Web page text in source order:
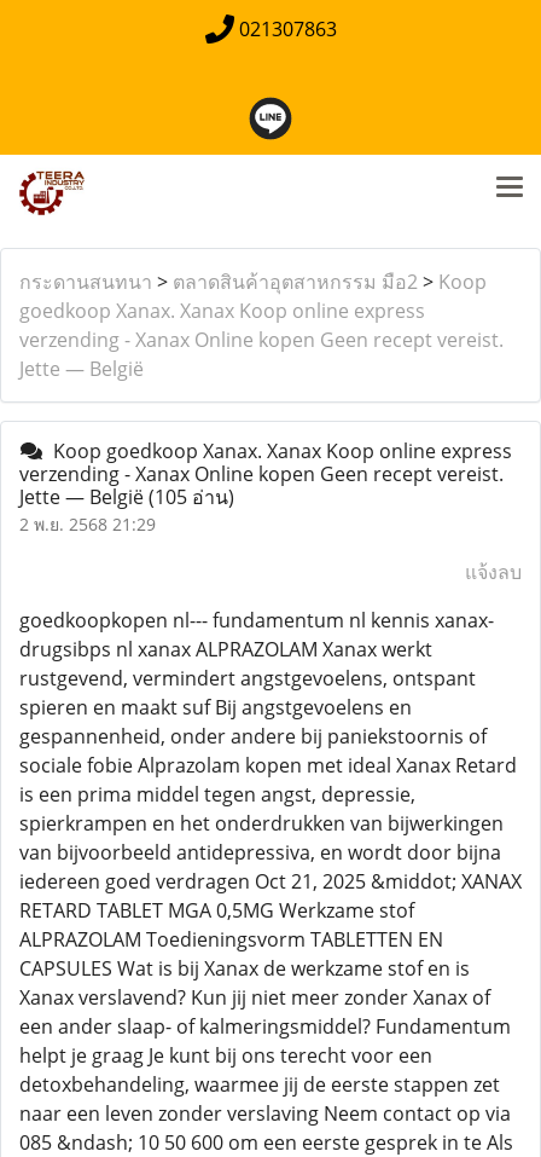
021307863
กระดานสนทนา > ตลาดสินค้าอุตสาหกรรม มือ2> Koop
goedkoop Xanax. Xanax Koop online express
verzending - Xanax Online kopen Geen recept vereist.
Jette — België
Koop goedkoop Xanax. Xanax Koop online express
verzending - Xanax Online kopen Geen recept vereist.
Jette — België(105 อ่าน)
2 พ.ย. 2568 21:29
แจ้งลบ
goedkoopkopen nl--- fundamentum nl kennis xanax-
drugsibps nl xanax ALPRAZOLAM Xanax werkt
rustgevend, vermindert angstgevoelens, ontspant
spieren en maakt suf Bij angstgevoelens en
gespannenheid, onder andere bij paniekstoornis of
sociale fobie Alprazolam kopen met ideal Xanax Retard
is een prima middel tegen angst, depressie,
spierkrampen en het onderdrukken van bijwerkingen
van bijvoorbeeld antidepressiva, en wordt door bijna
iedereen goed verdragen Oct 21, 2025 &middot; XANAX
RETARD TABLET MGA 0,5MG Werkzame stof
ALPRAZOLAM Toedieningsvorm TABLETTEN EN
CAPSULES Wat is bij Xanax de werkzame stof en is
Xanax verslavend? Kun jij niet meer zonder Xanax of
een ander slaap- of kalmeringsmiddel? Fundamentum
helpt je graag Je kunt bij ons terecht voor een
detoxbehandeling, waarmee jij de eerste stappen zet
naar een leven zonder verslaving Neem contact op via
085 &ndash; 10 50 600 om een eerste gesprek in te Als